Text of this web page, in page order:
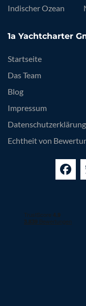
Indischer Ozean
1a Yachtcharter
Startseite
Das Team
Blog
Impressum
Datenschutzerklärung
Echtheit von